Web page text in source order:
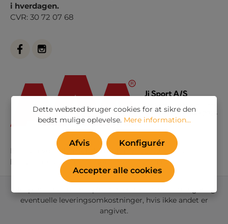
i hverdagen.
CVR: 30 72 07 68
Eller via vores kontaktformular
. Vi besvarer alle
henvendelser indenfor 24 timer i hverdagen
eventuelle leveringsomkostninger, hvis ikke andet er
angivet.
Dette websted bruger cookies for at sikre den
bedst mulige oplevelse. Mere information...
Afvis Konfigurér
Accepter alle cookies